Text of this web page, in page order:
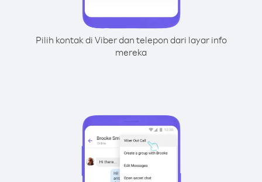
Pilih kontak di Viber dan telepon dari layar info
mereka